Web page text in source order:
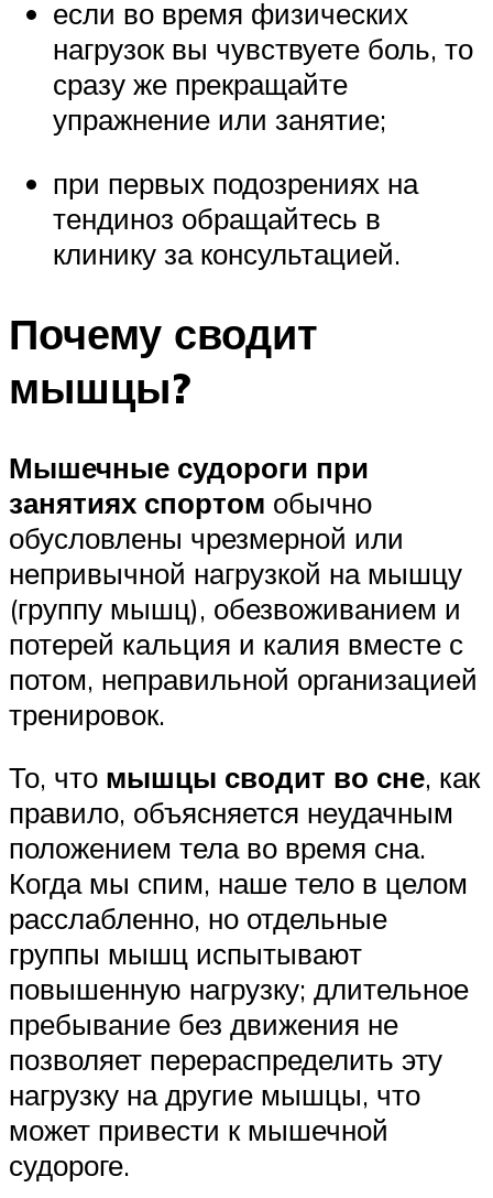
если во время физических
нагрузок вы чувствуете боль, то
сразу же прекращайте
упражнение или занятие;
при первых подозрениях на
тендиноз обращайтесь в
клинику за консультацией.
Почему сводит
мышцы?
Мышечные судороги при
занятиях спортом обычно
обусловлены чрезмерной или
непривычной нагрузкой на мышцу
(группу мышц), обезвоживанием и
потерей кальция и калия вместе с
потом, неправильной организацией
тренировок.
То, что мышцы сводит во сне, как
правило, объясняется неудачным
положением тела во время сна.
Когда мы спим, наше тело в целом
расслабленно, но отдельные
группы мышц испытывают
повышенную нагрузку; длительное
пребывание без движения не
позволяет перераспределить эту
нагрузку на другие мышцы, что
может привести к мышечной
судороге.